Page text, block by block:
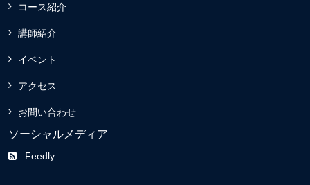
コース紹介
講師紹介
イベント
アクセス
お問い合わせ
ソーシャルメディア
Feedly